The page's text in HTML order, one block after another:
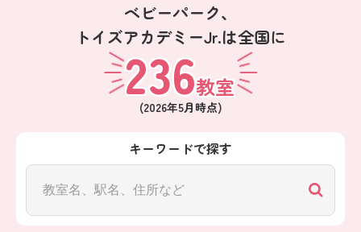
ベビーパーク、
トイズアカデミーJr.は全国に
236教室
(2026年5月 時点)
キーワードで探す